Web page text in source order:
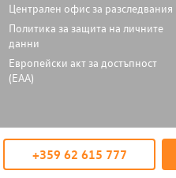
+359 62 615 777
Централен офис за разследвания
Политика за защита на личните
данни
Европейски акт за достъпност
(ЕАА)